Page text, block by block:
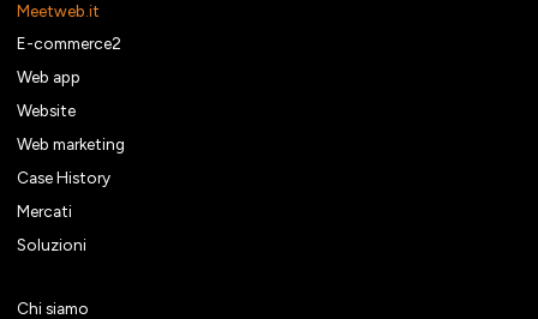
Meetweb.it
E-commerce2
Web app
Website
Web marketing
Case History
Mercati
Soluzioni
Chi siamo